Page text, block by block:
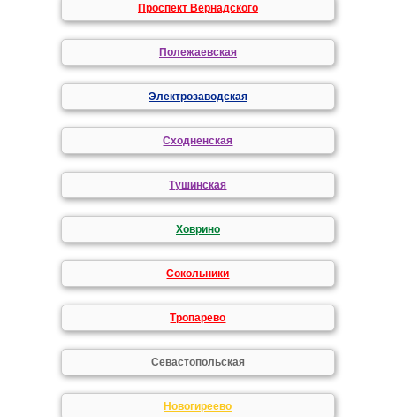
Проспект Вернадского
Полежаевская
Электрозаводская
Сходненская
Тушинская
Ховрино
Сокольники
Тропарево
Севастопольская
Новогиреево